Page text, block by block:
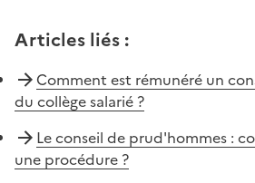
Articles liés :
Comment est rémunéré un
du collège salarié ?
Le conseil de prud'hommes :
une procédure ?